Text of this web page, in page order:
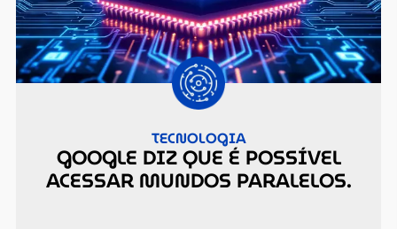
TECNOLOGIA
GOOGLE DIZ QUE É POSSÍVEL
ACESSAR MUNDOS PARALELOS.